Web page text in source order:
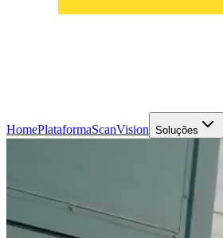
HomePlataformaScanVision Soluções